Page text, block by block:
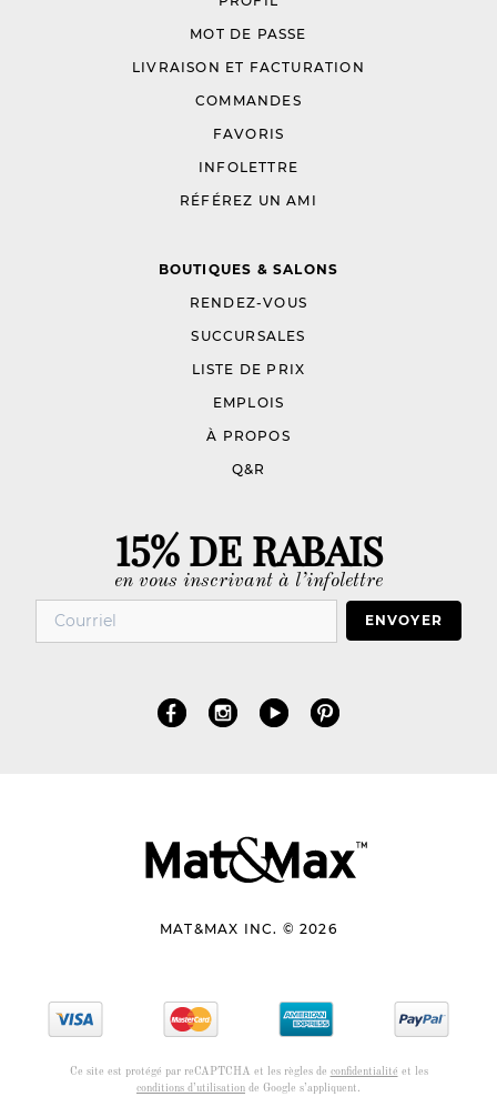
MOT DE PASSE
LIVRAISON ET FACTURATION
COMMANDES
FAVORIS
INFOLETTRE
RÉFÉREZ UN AMI
BOUTIQUES & SALONS
RENDEZ-VOUS
SUCCURSALES
LISTE DE PRIX
EMPLOIS
À PROPOS
Q&R
15% DE RABAIS
en vous inscrivant à l’infolettre
ENVOYER
MAT&MAX INC. © 2026
Ce site est protégé par reCAPTCHA et les règles de confidentialité et les
conditions d’utilisation de Google s’appliquent.